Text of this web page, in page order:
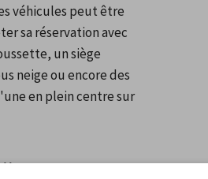
véhicules peut être
sa réservation avec
un siège
neige ou encore des
en plein centre sur